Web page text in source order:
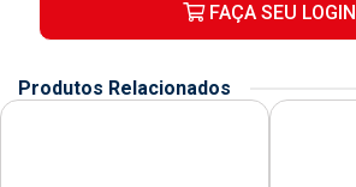
FAÇA SEU LOGIN
Produtos Relacionados